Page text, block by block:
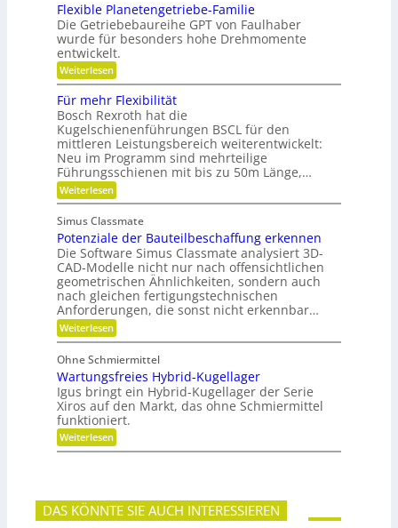
n
o
t
e
r
g
r
e
f
e
r
,
e
i
n
e
V
e
a
n
t
w
o
r
t
u
n
e
m
e
i
n
n
ü
z
i
g
e
S
t
i
f
t
n
g
g
e
g
r
ü
n
d
e
Flexible Planetengetriebe-Familie
Die Getriebebaureihe GPT von Faulhaber
wurde für besonders hohe Drehmomente
entwickelt.
Weiterlesen:
F
e
x
i
b
l
e
P
l
a
n
t
e
n
g
e
t
r
i
e
b
e
-
F
a
m
i
l
i
Für mehr Flexibilität
Bosch Rexroth hat die
Kugelschienenführungen BSCL für den
mittleren Leistungsbereich weiterentwickelt:
Neu im Programm sind mehrteilige
Führungsschienen mit bis zu 50m Länge,…
Weiterlesen:
F
r
m
e
h
r
F
l
e
x
i
i
l
i
t
ä
t
Simus Classmate
Potenziale der Bauteilbeschaffung erkennen
Die Software Simus Classmate analysiert 3D-
CAD-Modelle nicht nur nach offensichtlichen
geometrischen Ähnlichkeiten, sondern auch
nach gleichen fertigungstechnischen
Anforderungen, die sonst nicht erkennbar…
Weiterlesen:
P
t
e
n
z
i
a
l
e
B
a
Ohne Schmiermittel
Wartungsfreies Hybrid-Kugellager
Igus bringt ein Hybrid-Kugellager der Serie
Xiros auf den Markt, das ohne Schmiermittel
funktioniert.
Weiterlesen:
W
u
n
g
DAS KÖNNTE SIE AUCH INTERESSIEREN